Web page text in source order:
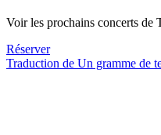
Voir les prochains concerts de
Réserver
Traduction de Un gramme de